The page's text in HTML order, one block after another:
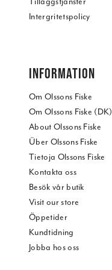
Intergritetspolicy
INFORMATION
Om Olssons Fiske
Om Olssons Fiske (DK)
About Olssons Fiske
Über Olssons Fiske
Tietoja Olssons Fiske
Kontakta oss
Besök vår butik
Visit our store
Öppetider
Kundtidning
Jobba hos oss